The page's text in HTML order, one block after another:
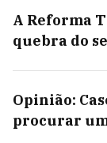
A Reforma
quebra do
Opinião:
procurar